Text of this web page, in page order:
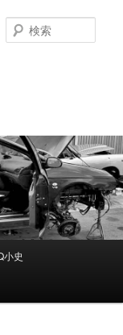
索
小史